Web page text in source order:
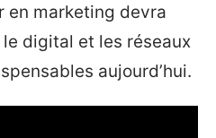
en marketing devra
digital et les réseaux
aujourd’hui.